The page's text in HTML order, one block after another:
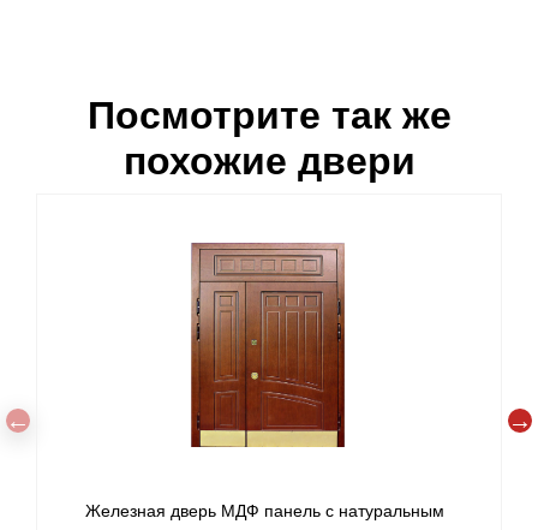
Посмотрите так же
похожие двери
Железная дверь МДФ панель с натуральным